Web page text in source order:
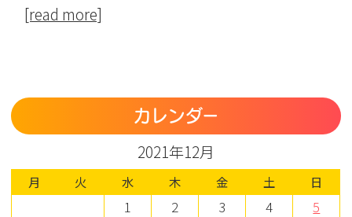
[read more]
カレンダー
2021年12月
月 火 水 木 金 土 日
1 2 3 4
5